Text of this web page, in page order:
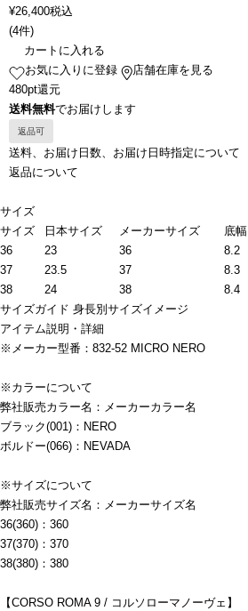
¥26,400税込
(4件)
カートに入れる
お気に入りに登録
店舗在庫を見る
480pt還元
送料無料でお届けします
返品可
送料、お届け日数、お届け日時指定について
返品について
サイズ
サイズ
日本サイズ メーカーサイズ 底幅
36
23 36 8.2
37
23.5 37 8.3
38
24 38 8.4
サイズガイド 身長別サイズイメージ
アイテム説明・詳細
※メーカー型番：832-52 MICRO NERO
※カラーについて
弊社販売カラー名：メーカーカラー名
ブラック(001)：NERO
ボルドー(066)：NEVADA
※サイズについて
弊社販売サイズ名：メーカーサイズ名
36(360)：360
37(370)：370
38(380)：380
【CORSO ROMA 9 / コルソローマノーヴェ】